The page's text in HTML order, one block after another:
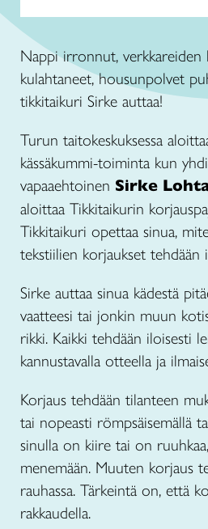
Nappi irronnut, verkkareiden
kulahtaneet, housunpolvet
tikkitaikuri Sirke auttaa!
Turun taitokeskuksessa
kässäkummi-toiminta kun
vapaaehtoinen Sirke
aloittaa Tikkitaikurin
Tikkitaikuri opettaa sinua,
tekstiilien korjaukset tehdään
Sirke auttaa sinua kädestä
vaatteesi tai jonkin muun
rikki. Kaikki tehdään iloisesti
kannustavalla otteella ja
Korjaus tehdään tilanteen
tai nopeasti römpsäisemällä
sinulla on kiire tai on
menemään. Muuten korjaus
rauhassa. Tärkeintä on, että
rakkaudella.